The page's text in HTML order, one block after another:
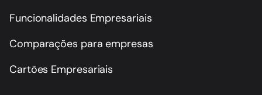
Funcionalidades Empresariais
Comparações para empresas
Cartões Empresariais